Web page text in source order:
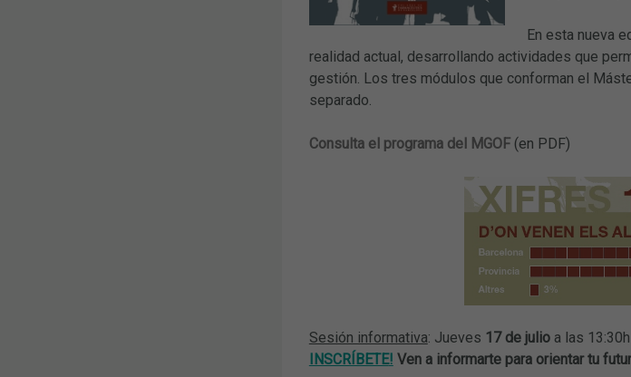
En esta nueva
realidad actual, desarrollando actividades que
gestión. Los tres módulos que conforman el
separado.
Consulta el programa del MGOF(en PDF)
Sesión informativa: Jueves 17 de julioa las
INSCRÍBETE! Ven a informarte para orientar tu